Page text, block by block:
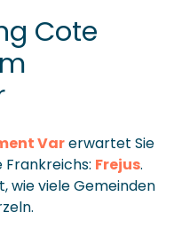
Cote
Varerwartet Sie
Frejus.
wie viele Gemeinden